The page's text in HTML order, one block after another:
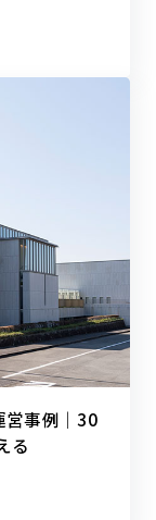
営事例｜30
る